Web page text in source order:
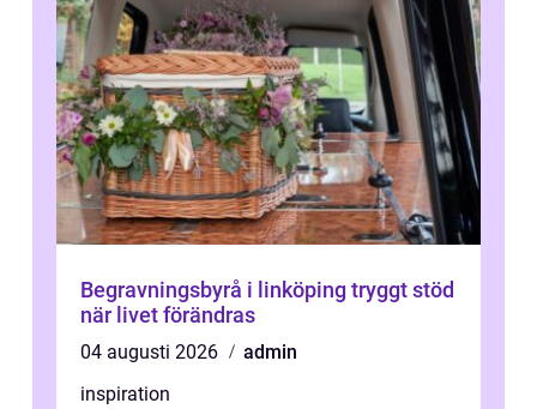
Begravningsbyrå i linköping tryggt stöd
när livet förändras
04 augusti 2026
admin
inspiration